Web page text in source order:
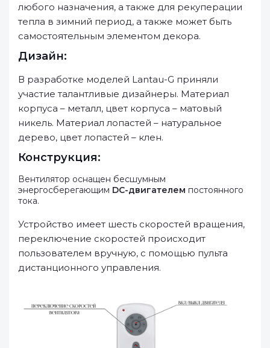
любого назначения, а также для рекуперации
тепла в зимний период, а также может быть
самостоятельным элементом декора.
Дизайн:
В разработке моделей Lantau-G приняли
участие талантливые дизайнеры. Материал
корпуса – металл, цвет корпуса – матовый
никель. Материал лопастей – натуральное
дерево, цвет лопастей – клен.
Конструкция:
Вентилятор оснащен бесшумным
энергосберегающим DC-двигателем постоянного
тока.
Устройство имеет шесть скоростей вращения,
переключение скоростей происходит
пользователем вручную, с помощью пульта
дистанционного управления.